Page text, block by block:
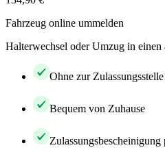
Fahrzeug online ummelden
Halterwechsel oder Umzug in einen
Ohne zur
Bequem von Zuhause